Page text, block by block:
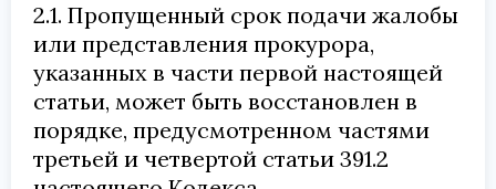
2.1. Пропущенный срок подачи жалобы
или представления прокурора,
указанных в части первой настоящей
статьи, может быть восстановлен в
порядке, предусмотренном частями
третьей и четвертой статьи 391.2